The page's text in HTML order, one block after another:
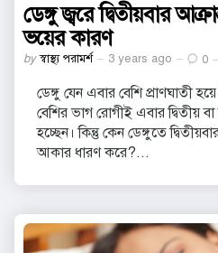
ডেঙ্গু জ্বরে দ্বিতীয়বার
ভয়ের কারণ
Posted
by স্বাস্থ্য পরামর্শ 3 years ago 0
ডেঙ্গু যেন এবার বেশি প্রাণঘাতী
বেশির ভাগ রোগীই এবার দ্বিতীয়
হচ্ছেন। কিন্তু কেন ডেঙ্গুতে
আকার ধারণ করে?...